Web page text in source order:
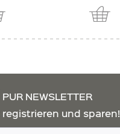
PUR NEWSLETTER
und sparen!